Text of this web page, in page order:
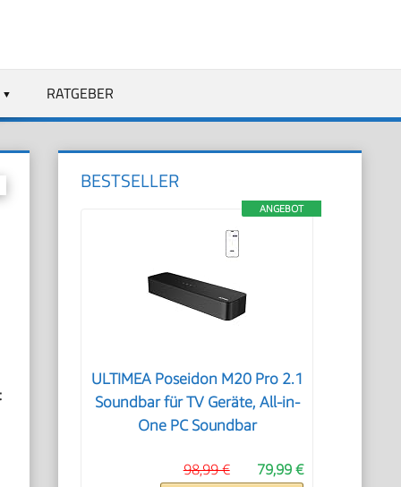
RATGEBER
BESTSELLER
ANGEBOT
ULTIMEA Poseidon M20 Pro 2.1
Soundbar für TV Geräte, All-in-
One PC Soundbar
79,99 €
98,99 €